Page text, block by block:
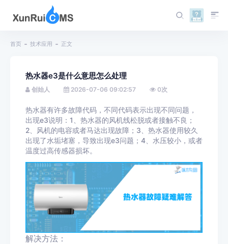
首页 技术应用 正文
热水器e3是什么意思怎么处理
创始人 2026-07-06 09:02:57 0次
热水器有许多故障代码，不同代码表示出现不同问题，
出现e3说明：1、热水器的风机线松脱或者接触不良；
2、风机的电容或者马达出现故障；3、热水器使用较久
出现了水垢堵塞，导致出现e3问题；4、水压较小，或者
温度过高传感器损坏。
解决方法：